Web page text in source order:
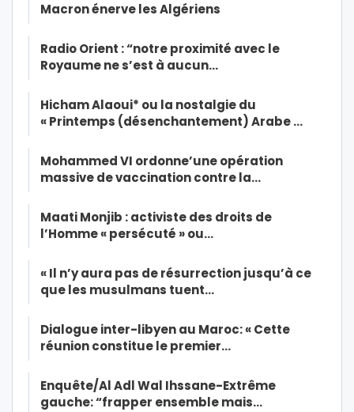
Macron énerve les Algériens
Radio Orient : “notre proximité avec le
Royaume ne s’est à aucun…
Hicham Alaoui* ou la nostalgie du
« Printemps (désenchantement) Arabe …
Mohammed VI ordonne’une opération
massive de vaccination contre la…
Maati Monjib : activiste des droits de
l’Homme « persécuté » ou…
« Il n’y aura pas de résurrection jusqu’à ce
que les musulmans tuent…
Dialogue inter-libyen au Maroc: « Cette
réunion constitue le premier…
Enquête/Al Adl Wal Ihssane-Extrême
gauche: “frapper ensemble mais…